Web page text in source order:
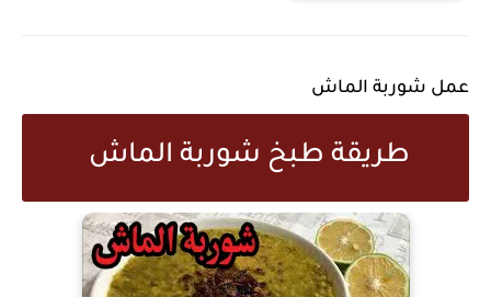
عمل شوربة الماش
طريقة طبخ شوربة الماش